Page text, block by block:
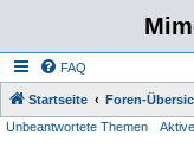
FAQ
Startseite Foren-
Unbeantwortete Themen